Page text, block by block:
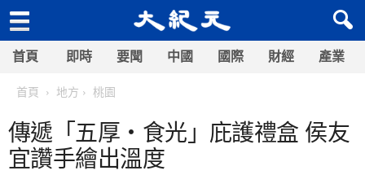
首頁 即時 要聞 中國 國際 財經 產業
首頁 地方 桃園
傳遞「五厚‧食光」庇護禮盒 侯友
宜讚手繪出溫度